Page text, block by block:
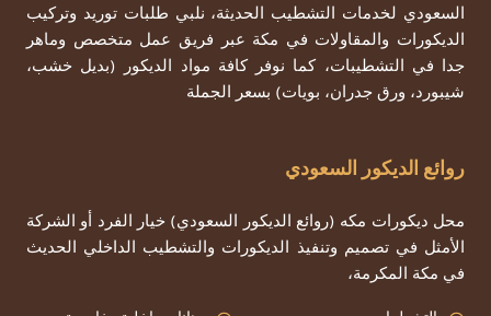
السعودي لخدمات التشطيب الحديثة، نلبي طلبات توريد وتركيب
الديكورات والمقاولات في مكة عبر فريق عمل متخصص وماهر
جدا في التشطيبات، كما نوفر كافة مواد الديكور (بديل خشب،
شيبورد، ورق جدران، بويات) بسعر الجملة
روائع الديكور السعودي
محل ديكورات مكه (روائع الديكور السعودي) خيار الفرد أو الشركة
الأمثل في تصميم وتنفيذ الديكورات والتشطيب الداخلي الحديث
في مكة المكرمة،